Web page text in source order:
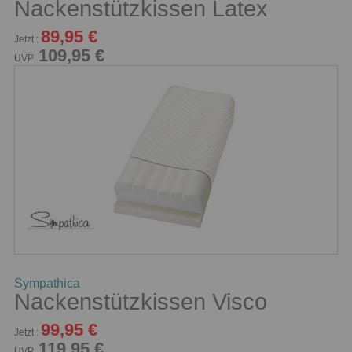
Nackenstützkissen Latex
Jetzt : 89,95 €
UVP 109,95 €
Sympathica
Nackenstützkissen Visco
Jetzt : 99,95 €